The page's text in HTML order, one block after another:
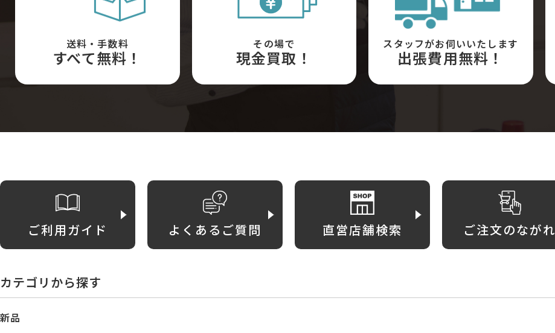
送料・手数料
すべて無料！
その場で
現金買取！
スタッフがお伺いいたします
出張費用無料！
ご利用ガイド よくあるご質問 直営店舗検索 ご注文のながれ
カテゴリから探す
新品